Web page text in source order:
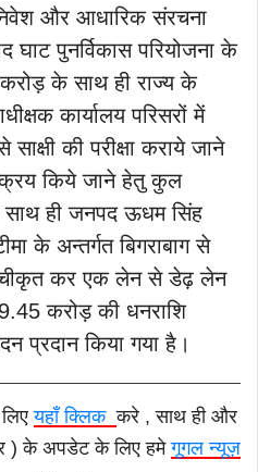
निवेश और आधारिक संरचना
घाट पुनर्विकास परियोजना के
करोड़ के साथ ही राज्य के
कार्यालय परिसरों में
की परीक्षा कराये जाने
किये जाने हेतु कुल
ही जनपद ऊधम सिंह
के अन्तर्गत बिगराबाग से
कर एक लेन से डेढ़ लेन
करोड़ की धनराशि
प्रदान किया गया है।
यहाँ क्लिककरे , साथ ही और
) के अपडेट के लिए हमेगूगल न्यूज़